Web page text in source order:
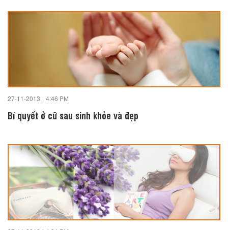
27-11-2013 | 4:46 PM
Bí quyết ở cữ sau sinh khỏe và đẹp